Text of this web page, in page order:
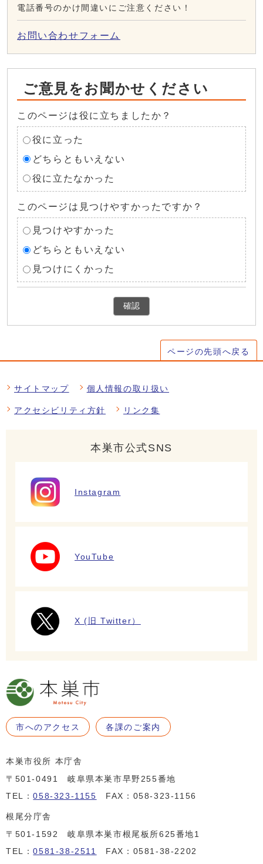
電話番号のかけ間違いにご注意ください！
お問い合わせフォーム
ご意見をお聞かせください
このページは役に立ちましたか？
役に立った
どちらともいえない
役に立たなかった
このページは見つけやすかったですか？
見つけやすかった
どちらともいえない
見つけにくかった
確認
ページの先頭へ戻る
サイトマップ 個人情報の取り扱い
アクセシビリティ方針 リンク集
本巣市公式SNS
Instagram
YouTube
X (旧 Twitter）
市へのアクセス 各課のご案内
本巣市役所 本庁舎
〒501-0491 岐阜県本巣市早野255番地
TEL：058-323-1155 FAX：058-323-1156
根尾分庁舎
〒501-1592 岐阜県本巣市根尾板所625番地1
TEL：0581-38-2511 FAX：0581-38-2202